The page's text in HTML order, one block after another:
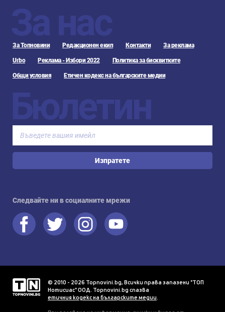
За нас
За Топновини Редакционен екип Контакти За реклама
Urbo Реклама - Избори 2022 Политика за бисквитките
Общи условия Етичен кодекс на българските медии
Бюлетин
Изпратете
Следвайте ни в социалните мрежи
© 2010 - 2026 Topnovini.bg, Всички права запазени "ТОП
Нотисиас" ООД. Topnovini.bg спазва
етичния кодекс на българските медии.